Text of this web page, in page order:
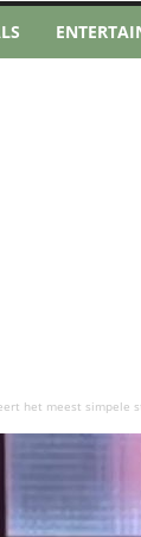
het meest simpele